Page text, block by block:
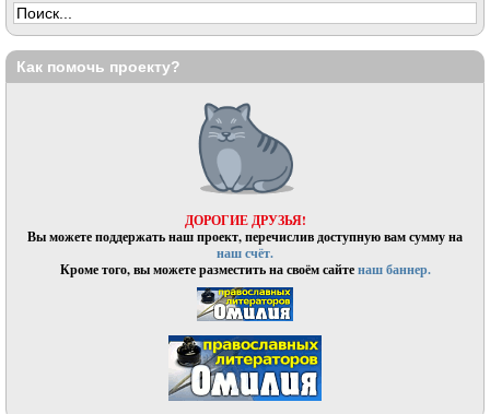
Как помочь проекту?
ДОРОГИЕ ДРУЗЬЯ!
Вы можете поддержать наш проект, перечислив доступную вам сумму на
наш счёт.
Кроме того, вы можете разместить на своём сайтенаш баннер.